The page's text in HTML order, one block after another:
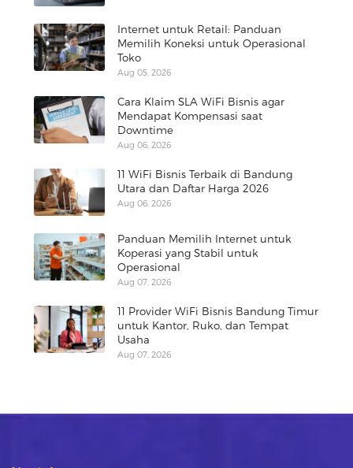
Internet untuk Retail: Panduan
Memilih Koneksi untuk Operasional
Toko
Aug 05, 2026
Cara Klaim SLA WiFi Bisnis agar
Mendapat Kompensasi saat
Downtime
Aug 06, 2026
11 WiFi Bisnis Terbaik di Bandung
Utara dan Daftar Harga 2026
Aug 06, 2026
Panduan Memilih Internet untuk
Koperasi yang Stabil untuk
Operasional
Aug 07, 2026
11 Provider WiFi Bisnis Bandung Timur
untuk Kantor, Ruko, dan Tempat
Usaha
Aug 07, 2026